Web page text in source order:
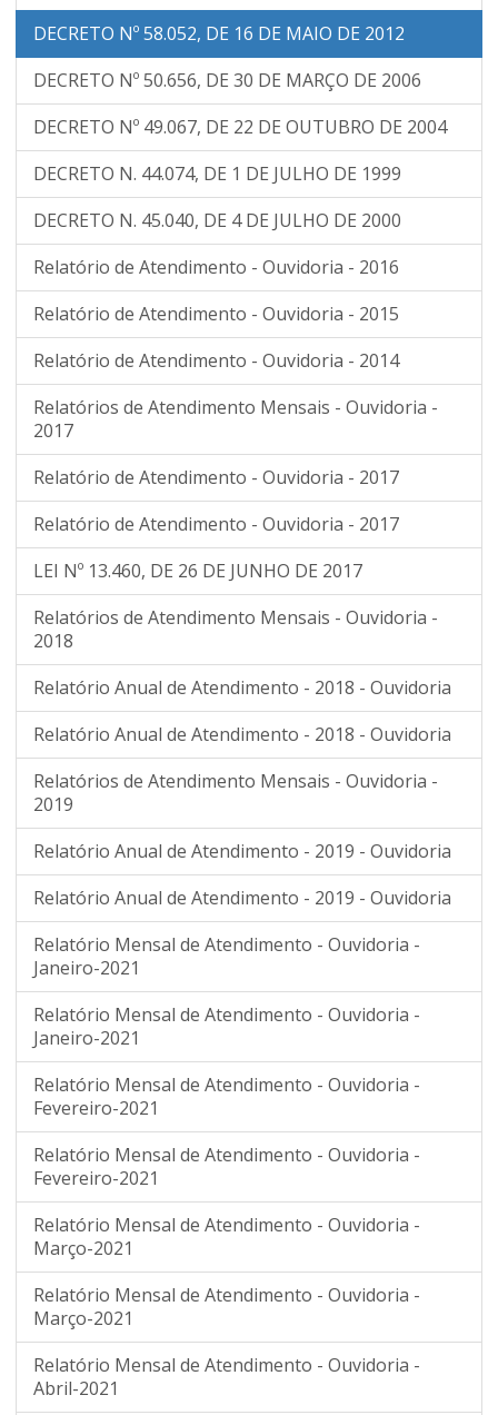
DECRETO Nº 58.052, DE 16 DE MAIO DE 2012
DECRETO Nº 50.656, DE 30 DE MARÇO DE 2006
DECRETO Nº 49.067, DE 22 DE OUTUBRO DE 2004
DECRETO N. 44.074, DE 1 DE JULHO DE 1999
DECRETO N. 45.040, DE 4 DE JULHO DE 2000
Relatório de Atendimento - Ouvidoria - 2016
Relatório de Atendimento - Ouvidoria - 2015
Relatório de Atendimento - Ouvidoria - 2014
Relatórios de Atendimento Mensais - Ouvidoria -
2017
Relatório de Atendimento - Ouvidoria - 2017
Relatório de Atendimento - Ouvidoria - 2017
LEI Nº 13.460, DE 26 DE JUNHO DE 2017
Relatórios de Atendimento Mensais - Ouvidoria -
2018
Relatório Anual de Atendimento - 2018 - Ouvidoria
Relatório Anual de Atendimento - 2018 - Ouvidoria
Relatórios de Atendimento Mensais - Ouvidoria -
2019
Relatório Anual de Atendimento - 2019 - Ouvidoria
Relatório Anual de Atendimento - 2019 - Ouvidoria
Relatório Mensal de Atendimento - Ouvidoria -
Janeiro-2021
Relatório Mensal de Atendimento - Ouvidoria -
Janeiro-2021
Relatório Mensal de Atendimento - Ouvidoria -
Fevereiro-2021
Relatório Mensal de Atendimento - Ouvidoria -
Fevereiro-2021
Relatório Mensal de Atendimento - Ouvidoria -
Março-2021
Relatório Mensal de Atendimento - Ouvidoria -
Março-2021
Relatório Mensal de Atendimento - Ouvidoria -
Abril-2021